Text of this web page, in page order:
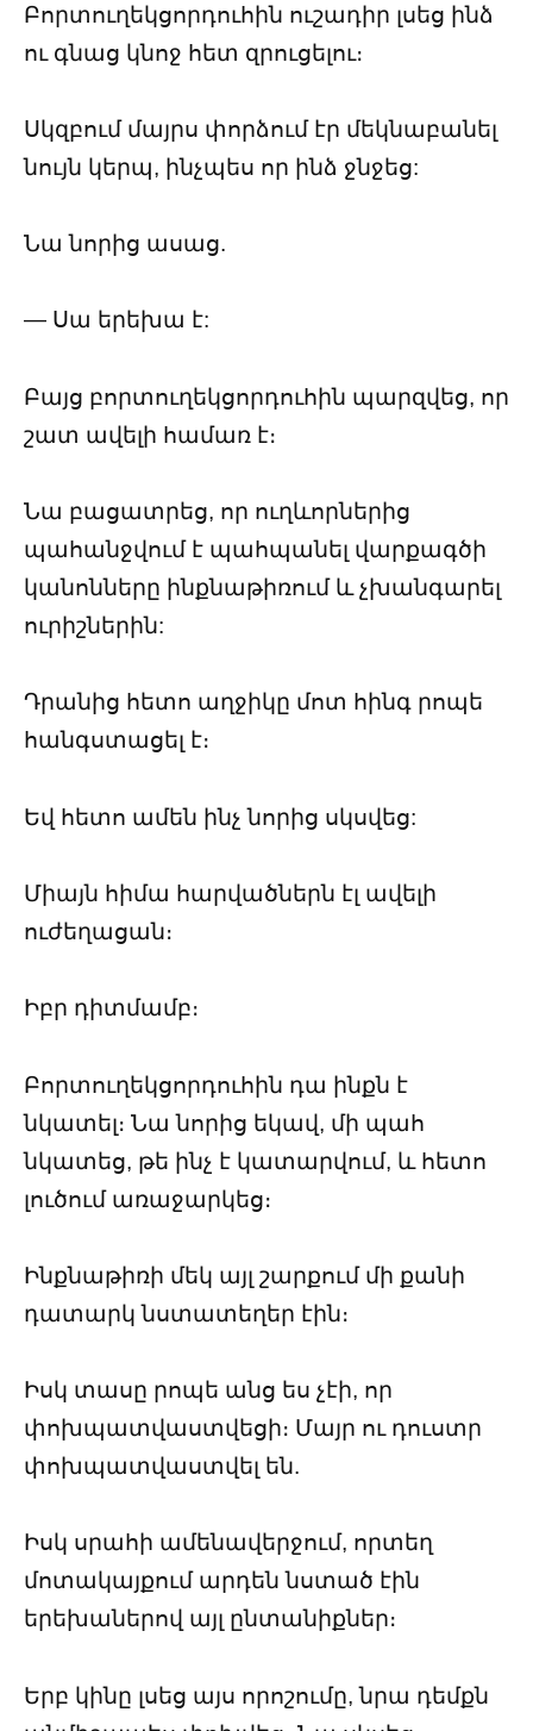
Բորտուղեկցորդուհին ուշադիր լսեց ինձ
ու գնաց կնոջ հետ զրուցելու։
Սկզբում մայրս փորձում էր մեկնաբանել
նույն կերպ, ինչպես որ ինձ ջնջեց:
Նա նորից ասաց.
— Սա երեխա է:
Բայց բորտուղեկցորդուհին պարզվեց, որ
շատ ավելի համառ է։
Նա բացատրեց, որ ուղևորներից
պահանջվում է պահպանել վարքագծի
կանոնները ինքնաթիռում և չխանգարել
ուրիշներին:
Դրանից հետո աղջիկը մոտ հինգ րոպե
հանգստացել է։
Եվ հետո ամեն ինչ նորից սկսվեց:
Միայն հիմա հարվածներն էլ ավելի
ուժեղացան։
Իբր դիտմամբ։
Բորտուղեկցորդուհին դա ինքն է
նկատել։ Նա նորից եկավ, մի պահ
նկատեց, թե ինչ է կատարվում, և հետո
լուծում առաջարկեց։
Ինքնաթիռի մեկ այլ շարքում մի քանի
դատարկ նստատեղեր էին։
Իսկ տասը րոպե անց ես չէի, որ
փոխպատվաստվեցի։ Մայր ու դուստր
փոխպատվաստվել են.
Իսկ սրահի ամենավերջում, որտեղ
մոտակայքում արդեն նստած էին
երեխաներով այլ ընտանիքներ։
Երբ կինը լսեց այս որոշումը, նրա դեմքն